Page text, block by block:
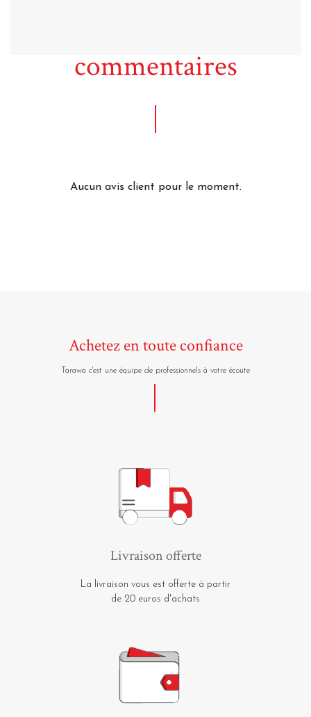
commentaires
Aucun avis client pour le moment.
Achetez en toute confiance
Tarawa c'est une équipe de professionnels à votre écoute
Livraison offerte
La livraison vous est offerte à partir
de 20 euros d'achats